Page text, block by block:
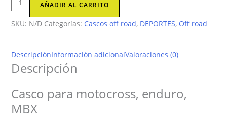
3SRS
Casco
Negro/Blanco
cantidad
AÑADIR AL CARRITO
SKU: N/D Categorías: Cascos off road, DEPORTES, Off road
DescripciónInformación adicionalValoraciones (0)
Descripción
Casco para motocross, enduro,
MBX